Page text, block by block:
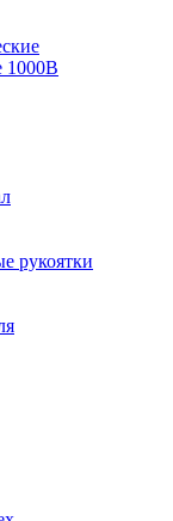
1000В
рукоятки